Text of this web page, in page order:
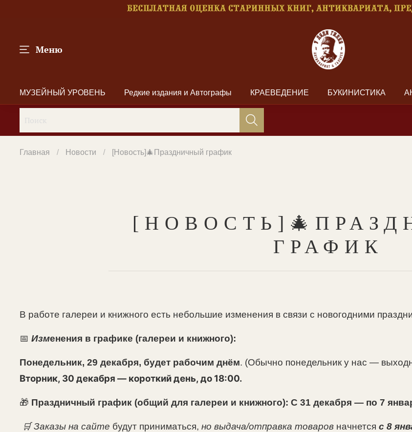
Меню
МУЗЕЙНЫЙ УРОВЕНЬ Редкие издания и Автографы КРАЕВЕДЕНИЕ БУКИНИСТИКА
Главная Новости [Новость]🎄Праздничный график
ГРАФИК
В работе галереи и книжного есть небольшие изменения в связи с новогодними
📅 Изменения в графике (галереи и книжного):
Понедельник, 29 декабря, будет рабочим днём. (Обычно понедельник у нас —
Вторник, 30 декабря — короткий день, до 18:00.
🎁 Праздничный график (общий для галереи и книжного): С 31 декабря — по 7
🛒 Заказы на сайте будут приниматься, но выдача/отправка товаров начнется с 8